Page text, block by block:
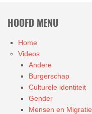
HOOFD MENU
Home
Videos
Andere
Burgerschap
Culturele identiteit
Gender
Mensen en Migratie